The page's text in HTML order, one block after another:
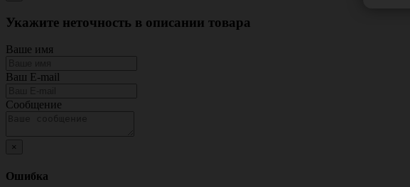
Укажите неточность в описании товара
Ваше имя
Ваш E-mail
Сообщение
×
Ошибка